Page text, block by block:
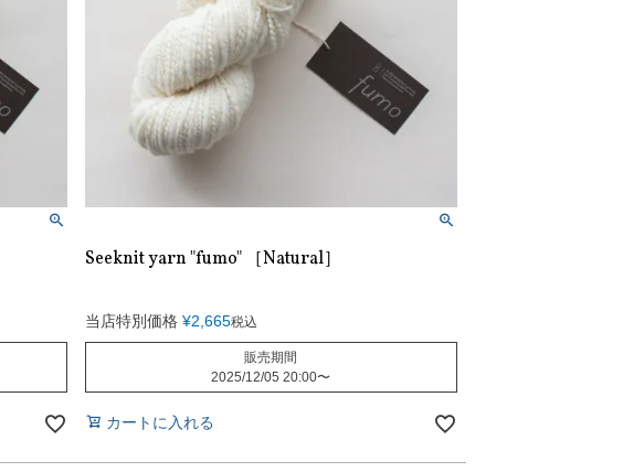
Seeknit yarn "fumo" ［Natural］
当店特別価格 ¥2,665税込
販売期間
2025/12/05 20:00〜
カートに入れる